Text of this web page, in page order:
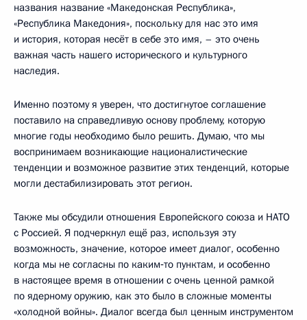
названия название «Македонская Республика»,
«Республика Македония», поскольку для нас это имя
и история, которая несёт в себе это имя, – это очень
важная часть нашего исторического и культурного
наследия.
Именно поэтому я уверен, что достигнутое соглашение
поставило на справедливую основу проблему, которую
многие годы необходимо было решить. Думаю, что мы
воспринимаем возникающие националистические
тенденции и возможное развитие этих тенденций, которые
могли дестабилизировать этот регион.
Также мы обсудили отношения Европейского союза и НАТО
с Россией. Я подчеркнул ещё раз, используя эту
возможность, значение, которое имеет диалог, особенно
когда мы не согласны по каким‑то пунктам, и особенно
в настоящее время в отношении с очень ценной рамкой
по ядерному оружию, как это было в сложные моменты
«холодной войны». Диалог всегда был ценным инструментом